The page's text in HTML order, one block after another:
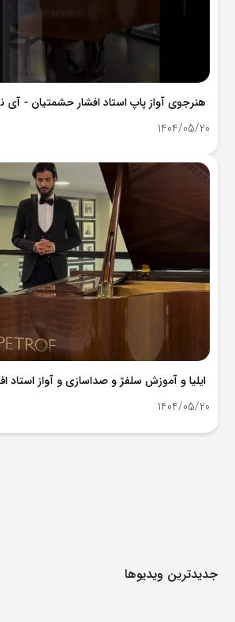
هنرجوی آواز پاپ استاد افشار حشمتیان - آی
1404/05/20
ایلیا و آموزش سلفژ و صداسازی و آواز استاد
1404/05/20
جدیدترین ویدیوها